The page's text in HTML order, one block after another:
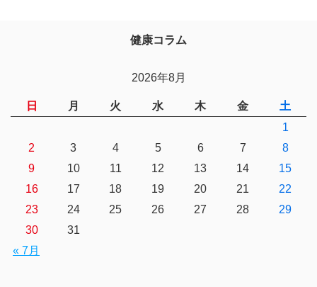
健康コラム
2026年8月
日 月 火 水 木 金 土
« 7月
1
2
3 4 5 6 7
8
9
10 11 12 13 14
15
16
17 18 19 20 21
22
23
24 25 26 27 28
29
30
31